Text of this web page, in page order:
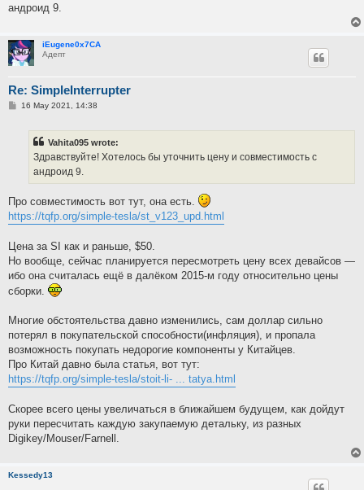
андроид 9.
iEugene0x7CA
Адепт
Re: SimpleInterrupter
P16 May 2021, 14:38
Vahita095 wrote:
Здравствуйте! Хотелось бы уточнить цену и совместимость с
андроид 9.
Про совместимость вот тут, она есть.
https://tqfp.org/simple-tesla/st_v123_upd.html
Цена за SI как и раньше, $50.
Но вообще, сейчас планируется пересмотреть цену всех девайсов —
ибо она считалась ещё в далёком 2015-м году относительно цены
сборки.
Многие обстоятельства давно изменились, сам доллар сильно
потерял в покупательской способности(инфляция), и пропала
возможность покупать недорогие компоненты у Китайцев.
Про Китай давно была статья, вот тут:
https://tqfp.org/simple-tesla/stoit-li- ... tatya.html
Скорее всего цены увеличаться в ближайшем будущем, как дойдут
руки пересчитать каждую закупаемую детальку, из разных
Digikey/Mouser/Farnell.
Kessedy13